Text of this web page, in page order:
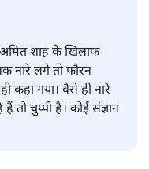
शाह के खिलाफ
नारे लगे तो फौरन
कहा गया। वैसे ही नारे
तो चुप्पी है। कोई संज्ञान